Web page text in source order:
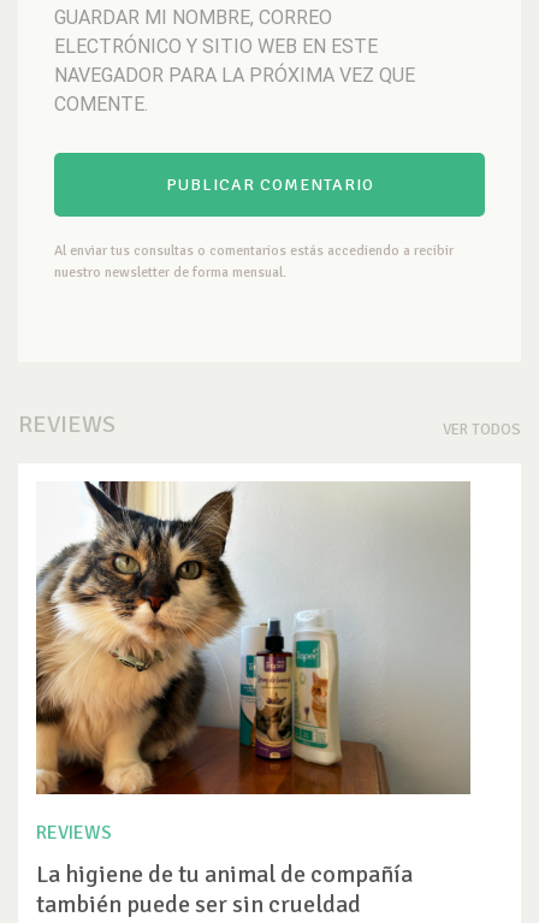
GUARDAR MI NOMBRE, CORREO
ELECTRÓNICO Y SITIO WEB EN ESTE
NAVEGADOR PARA LA PRÓXIMA VEZ QUE
COMENTE.
Al enviar tus consultas o comentarios estás accediendo a recibir
nuestro newsletter de forma mensual.
REVIEWS VER TODOS
REVIEWS
La higiene de tu animal de compañía
también puede ser sin crueldad